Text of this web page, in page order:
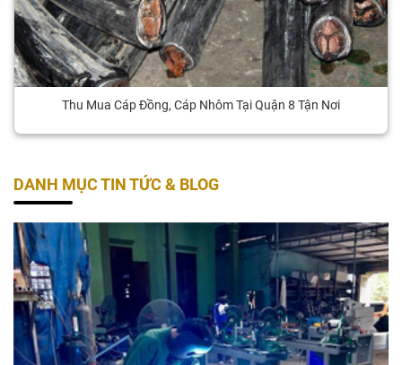
Thu Mua Cáp Đồng, Cáp Nhôm Tại Quận 8 Tận Nơi
DANH MỤC TIN TỨC & BLOG